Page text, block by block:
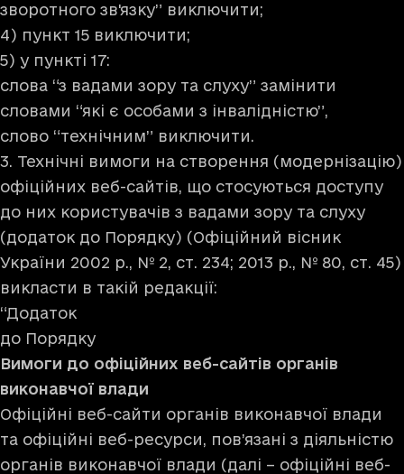
зворотного зв'язку” виключити;
4) пункт 15 виключити;
5) у пункті 17:
слова “з вадами зору та слуху” замінити
словами “які є особами з інвалідністю”,
слово “технічним” виключити.
3. Технічні вимоги на створення (модернізацію)
офіційних веб-сайтів, що стосуються доступу
до них користувачів з вадами зору та слуху
(додаток до Порядку) (Офіційний вісник
України 2002 р., № 2, ст. 234; 2013 р., № 80, ст. 45)
викласти в такій редакції:
“Додаток
до Порядку
Вимоги до офіційних веб-сайтів органів
виконавчої влади
Офіційні веб-сайти органів виконавчої влади
та офіційні веб-ресурси, пов’язані з діяльністю
органів виконавчої влади (далі – офіційні веб-